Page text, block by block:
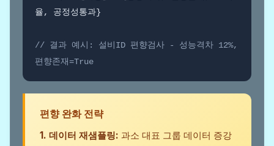
율, 공정성통과}
// 결과 예시: 설비ID 편향검사 - 성능격차 12%,
편향존재=True
편향 완화 전략
1. 데이터 재샘플링: 과소 대표 그룹 데이터 증강